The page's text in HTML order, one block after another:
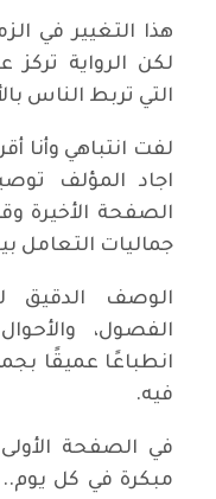
هذا التغيير في
لكن الرواية تركز
التي تربط الناس
لفت انتباهي وأنا
اجاد المؤلف
الصفحة الأخيرة
جماليات التعامل
الوصف الدقيق
الفصول،
انطباعًا عميقًا
فيه.
في الصفحة
مبكرة في كل